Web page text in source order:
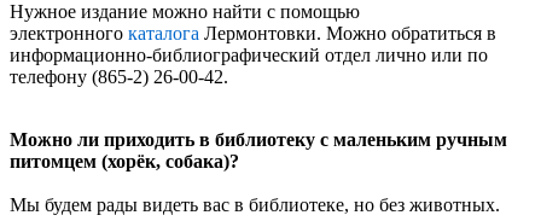
Нужное издание можно найти с помощью
электронного каталога Лермонтовки. Можно обратиться в
информационно-библиографический отдел лично или по
телефону (865-2) 26-00-42.
Можно ли приходить в библиотеку с маленьким ручным
питомцем (хорёк, собака)?
Мы будем рады видеть вас в библиотеке, но без животных.